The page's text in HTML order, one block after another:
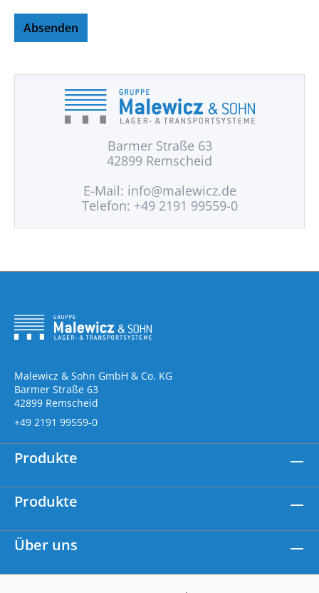
Absenden
Barmer Straße 63
42899 Remscheid
E-Mail: info@malewicz.de
Telefon: +49 2191 99559-0
Malewicz & Sohn GmbH & Co. KG
Barmer Straße 63
42899 Remscheid
+49 2191 99559-0
Produkte
Produkte
Über uns